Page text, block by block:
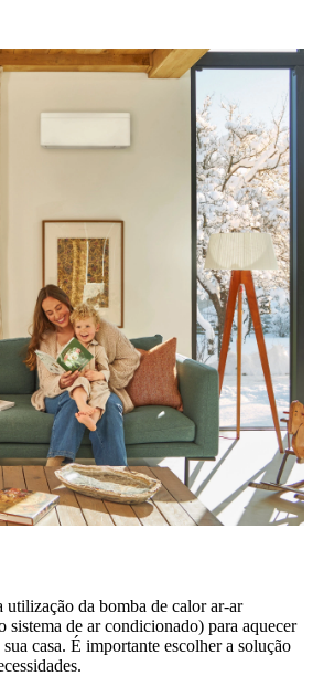
da bomba de calor ar-ar
sistema de ar condicionado) para aquecer
casa. É importante escolher a solução